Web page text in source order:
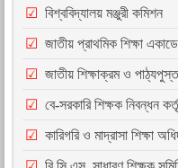
বিশ্ববিদ্যালয় মঞ্জুরী কমিশন
জাতীয় প্রাথমিক শিক্ষা
জাতীয় শিক্ষাক্রম ও
বে-সরকারি শিক্ষক নিবন্ধন
কারিগরি ও মাদ্রাসা শিক্ষা